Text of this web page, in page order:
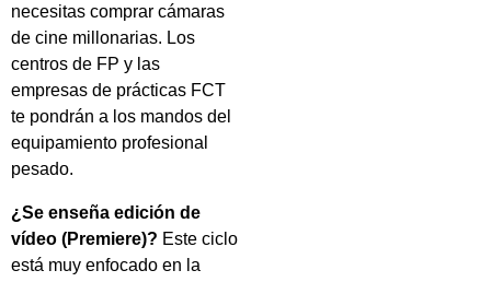
necesitas comprar cámaras
de cine millonarias. Los
centros de FP y las
empresas de prácticas FCT
te pondrán a los mandos del
equipamiento profesional
pesado.
¿Se enseña edición de
vídeo (Premiere)? Este ciclo
está muy enfocado en la